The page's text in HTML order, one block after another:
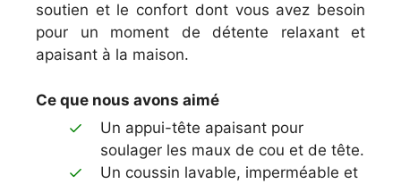
soutien et le confort dont vous avez besoin
pour un moment de détente relaxant et
apaisant à la maison.
Ce que nous avons aimé
Un appui-tête apaisant pour
soulager les maux de cou et de tête.
Un coussin lavable, imperméable et